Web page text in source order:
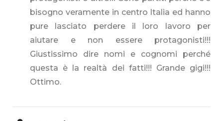
bisogno veramente in centro Italia ed hanno
pure lasciato perdere il loro lavoro per
aiutare e non essere protagonisti!!!
Giustissimo dire nomi e cognomi perché
questa è la realtà dei fatti!!! Grande gigi!!!
Ottimo.